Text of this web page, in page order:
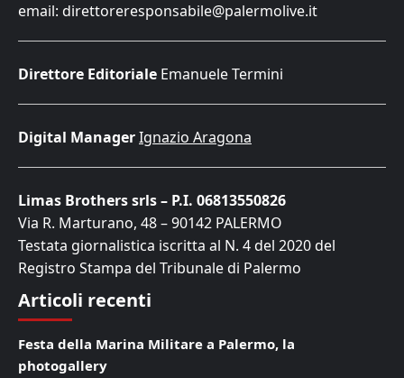
email: direttoreresponsabile@palermolive.it
Direttore Editoriale Emanuele Termini
Digital ManagerIgnazio Aragona
Limas Brothers srls – P.I. 06813550826
Via R. Marturano, 48 – 90142 PALERMO
Testata giornalistica iscritta al N. 4 del 2020 del
Registro Stampa del Tribunale di Palermo
Articoli recenti
Festa della Marina Militare a Palermo, la
photogallery